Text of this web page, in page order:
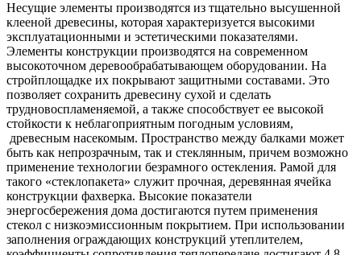
Несущие элементы производятся из тщательно высушенной
клееной древесины, которая характеризуется высокими
эксплуатационными и эстетическими показателями.
Элементы конструкции производятся на современном
высокоточном деревообрабатывающем оборудовании. На
стройплощадке их покрывают защитными составами. Это
позволяет сохранить древесину сухой и сделать
трудновоспламеняемой, а также способствует ее высокой
стойкости к неблагоприятным погодным условиям,
древесным насекомым. Пространство между балками может
быть как непрозрачным, так и стеклянным, причем возможно
применение технологии безрамного остекления. Рамой для
такого «стеклопакета» служит прочная, деревянная ячейка
конструкции фахверка. Высокие показатели
энергосбережения дома достигаются путем применения
стекол с низкоэмиссионным покрытием. При использовании
заполнения ограждающих конструкций утеплителем,